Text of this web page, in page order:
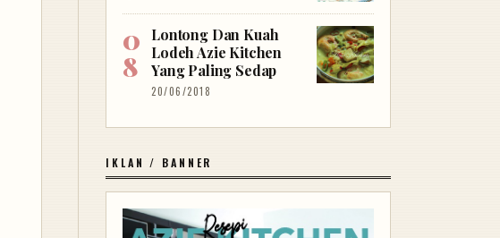
Lontong Dan Kuah
Lodeh Azie Kitchen
Yang Paling Sedap
20/06/2018
IKLAN / BANNER